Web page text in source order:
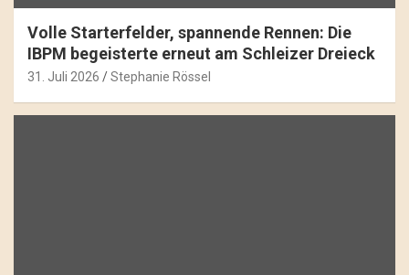
Volle Starterfelder, spannende Rennen: Die
IBPM begeisterte erneut am Schleizer Dreieck
31. Juli 2026 Stephanie Rössel